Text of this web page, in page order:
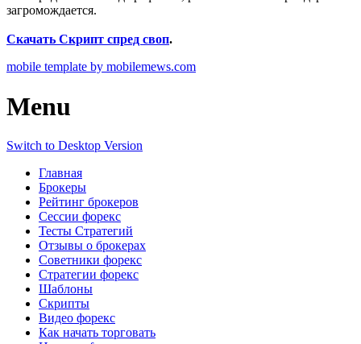
загромождается.
Скачать Скрипт спред своп.
mobile template by mobilemews.com
Menu
Switch to Desktop Version
Главная
Брокеры
Рейтинг брокеров
Сессии форекс
Тесты Стратегий
Отзывы о брокерах
Советники форекс
Стратегии форекс
Шаблоны
Скрипты
Видео форекс
Как начать торговать